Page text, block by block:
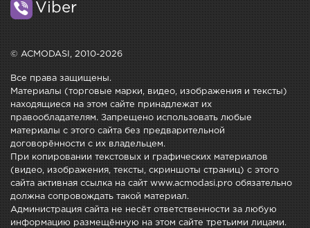
Viber
© ACMODASI, 2010-2026
Все права защищены.
Материалы (торговые марки, видео, изображения и тексты)
находящиеся на этом сайте принадлежат их
правообладателям. Запрещено использовать любые
материалы с этого сайта без предварительной
договорённости с их владельцем.
При копировании текстовых и графических материалов
(видео, изображения, тексты, скриншоты страниц) с этого
сайта активная ссылка на сайт www.acmodasi.pro обязательно
должна сопровождать такой материал.
Администрация сайта не несёт ответственности за любую
информацию размещённую на этом сайте третьими лицами.